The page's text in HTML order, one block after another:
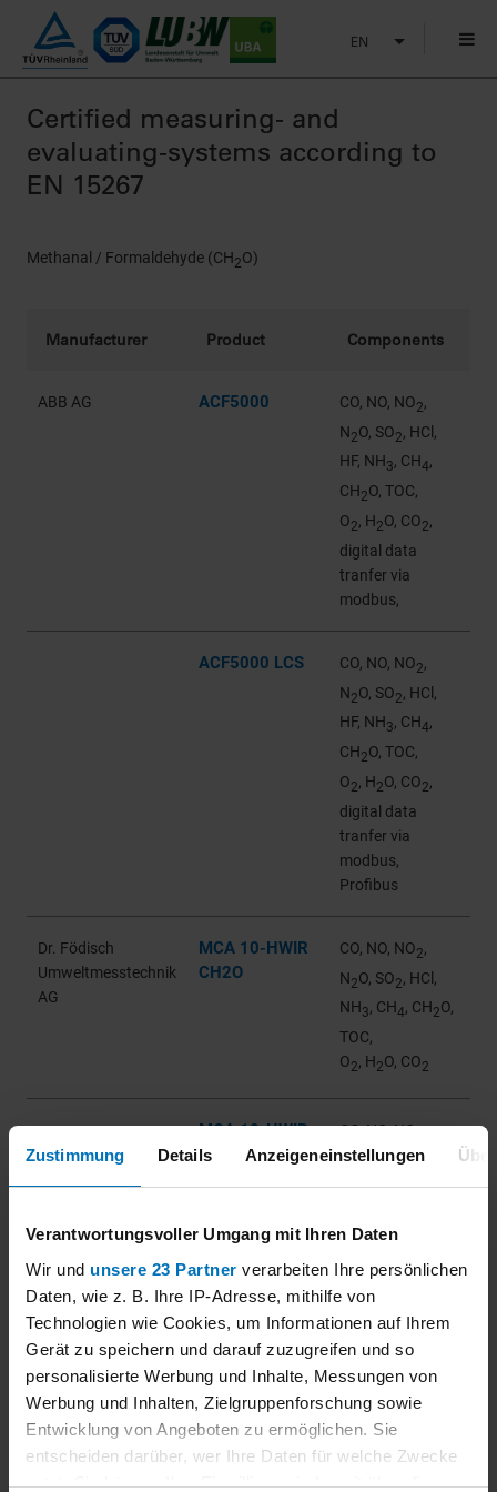
Zustimmung Details Anzeigeneinstellungen
Verantwortungsvoller Umgang mit Ihren Daten
Wir und unsere 23 Partner verarbeiten Ihre persönlichen
Daten, wie z. B. Ihre IP-Adresse, mithilfe von
Technologien wie Cookies, um Informationen auf Ihrem
Gerät zu speichern und darauf zuzugreifen und so
personalisierte Werbung und Inhalte, Messungen von
Werbung und Inhalten, Zielgruppenforschung sowie
Entwicklung von Angeboten zu ermöglichen. Sie
entscheiden darüber, wer Ihre Daten für welche Zwecke
nutzt. Sie können Ihre Einwilligung jederzeit über die
EN
Certified measuring- and
evaluating-systems according to
EN 15267
Methanal / Formaldehyde (CH2O)
Manufacturer Product Components
ABB AG ACF5000 CO, NO, NO2,
N2O, SO2, HCl,
HF, NH3, CH4,
CH2O, TOC,
O2, H2O, CO2,
digital data
tranfer via
modbus,
ACF5000 LCS CO, NO, NO2,
N2O, SO2, HCl,
HF, NH3, CH4,
CH2O, TOC,
O2, H2O, CO2,
digital data
tranfer via
modbus,
Profibus
Dr. Födisch
Umweltmesstechnik
AG
MCA 10-HWIR
CH2O
CO, NO, NO2,
N2O, SO2, HCl,
NH3, CH4, CH2O,
TOC,
O2, H2O, CO2
MCA 10-HWIR
CH2O T
CO, NO, NO ,
N2O, SO2, HCl,
NH , CH , CH O,
O
, H O, CO
Technologies Oy
CEMS II e
(CEMS / CEMS II)
2
2 O, SO 2
HF, NH3, CH4,
CH2O,
O2, H2O, CO